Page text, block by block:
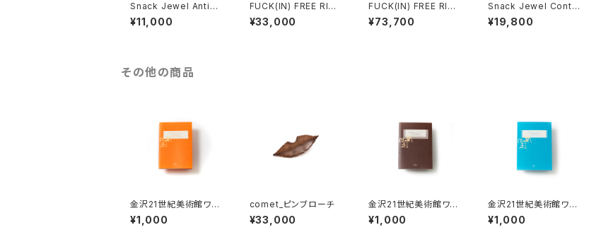
Snack Jewel Antiqu
e リング
¥11,000
FUCK(IN) FREE RING
silver *ご注文後2ヶ月
後発送
¥33,000
FUCK(IN) FREE RING
gold
¥73,700
Snack Jewel Conte
mporary リング S
¥19,800
その他の商品
金沢21世紀美術館ワー
クショップ・アーカイブ
ブック 2017-2018
¥1,000
comet_ピンブローチ
¥33,000
金沢21世紀美術館ワー
クショップ・アーカイブ
ブック 2018-2019
¥1,000
金沢21世紀美術館ワー
クショップ・アーカイブ
ブック 2019-2020
¥1,000